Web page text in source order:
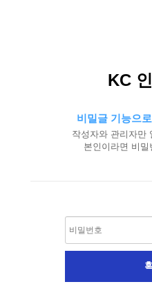
KC
비밀글 기능으
작성자와 관리자만
본인이라면 비